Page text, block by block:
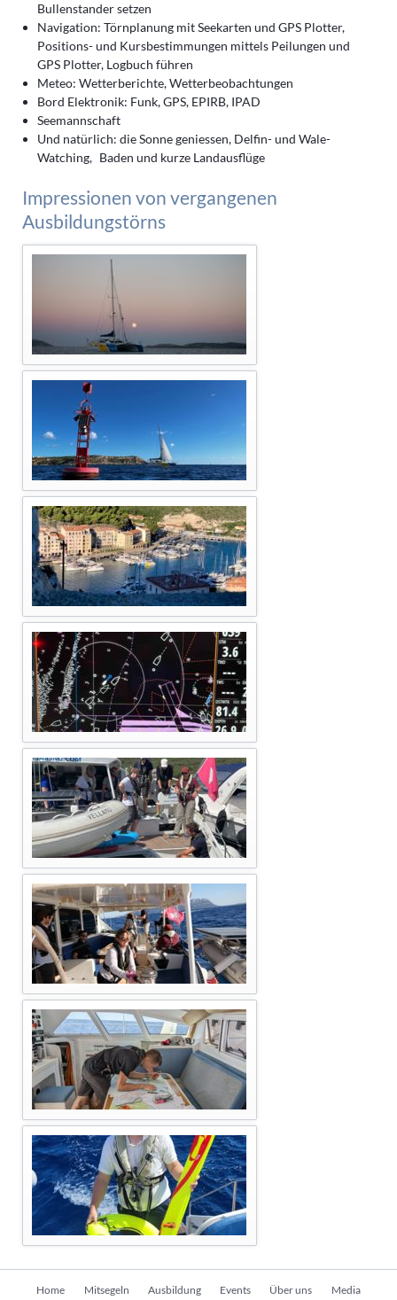
Bullenstander setzen
Navigation: Törnplanung mit Seekarten und GPS Plotter,
Positions- und Kursbestimmungen mittels Peilungen und
GPS Plotter, Logbuch führen
Meteo: Wetterberichte, Wetterbeobachtungen
Bord Elektronik: Funk, GPS, EPIRB, IPAD
Seemannschaft
Und natürlich: die Sonne geniessen, Delfin- und Wale-
Watching, Baden und kurze Landausflüge
Impressionen von vergangenen
Ausbildungstörns
Home Mitsegeln Ausbildung Events Über uns Media